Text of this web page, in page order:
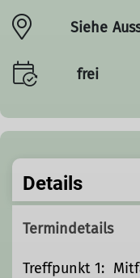
Siehe
frei
Details
Termindetails
Treffpunkt 1: